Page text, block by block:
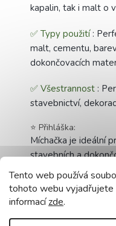
Tento web používá
tohoto webu vyjadřujete
informacízde.
kapalin, tak i malt o
✅ Typy použití:
malt, cementu,
dokončovacích
✅ Všestrannost :
stavebnictví,
⭐ Přihláška:
Míchačka je ideální
stavebních a
při renovačních a
zemědělství pro
⭐ Pro koho a kde?